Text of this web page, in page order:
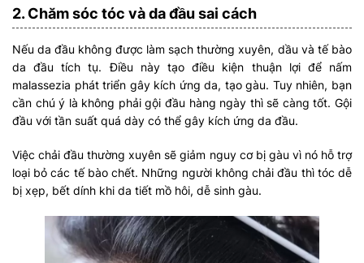
2. Chăm sóc tóc và da đầu sai cách
Nếu da đầu không được làm sạch thường xuyên, dầu và tế bào
da đầu tích tụ. Điều này tạo điều kiện thuận lợi để nấm
malassezia phát triển gây kích ứng da, tạo gàu. Tuy nhiên, bạn
cần chú ý là không phải gội đầu hàng ngày thì sẽ càng tốt. Gội
đầu với tần suất quá dày có thể gây kích ứng da đầu.
Việc chải đầu thường xuyên sẽ giảm nguy cơ bị gàu vì nó hỗ trợ
loại bỏ các tế bào chết. Những người không chải đầu thì tóc dễ
bị xẹp, bết dính khi da tiết mồ hôi, dễ sinh gàu.